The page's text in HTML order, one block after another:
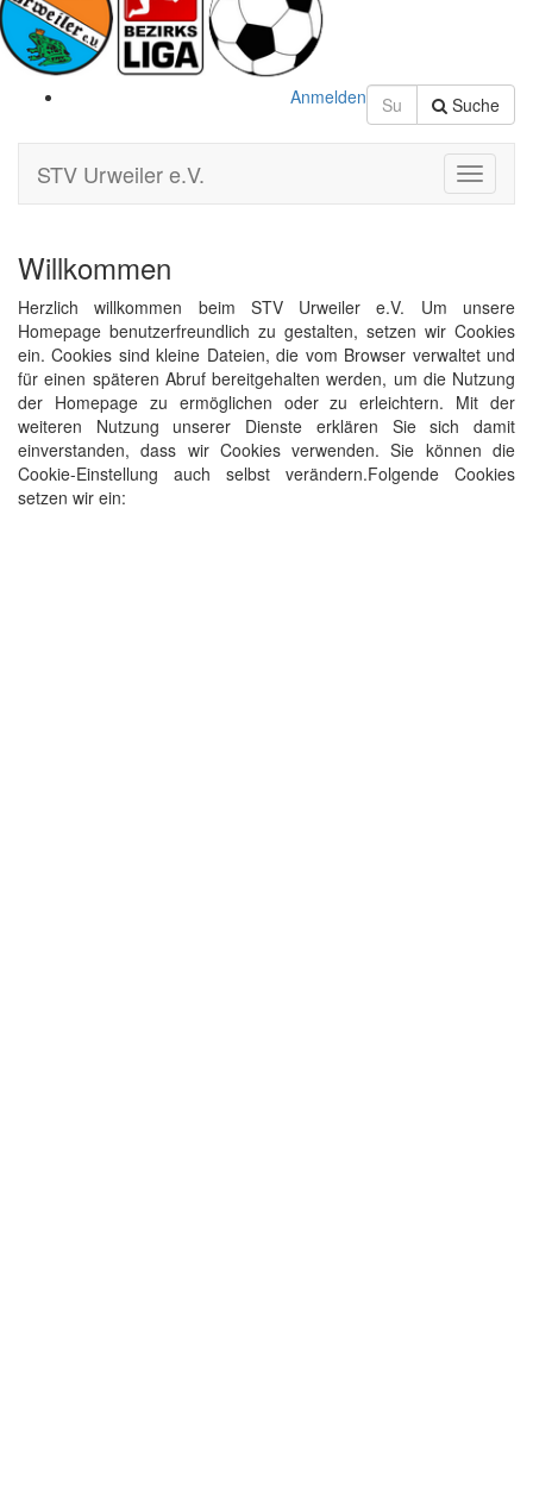
Suche
Anmelden
Toggle
STV Urweiler e.V.
Willkommen
Herzlich willkommen beim STV Urweiler e.V. Um unsere
Homepage benutzerfreundlich zu gestalten, setzen wir Cookies
ein. Cookies sind kleine Dateien, die vom Browser verwaltet und
für einen späteren Abruf bereitgehalten werden, um die Nutzung
der Homepage zu ermöglichen oder zu erleichtern. Mit der
weiteren Nutzung unserer Dienste erklären Sie sich damit
einverstanden, dass wir Cookies verwenden. Sie können die
Cookie-Einstellung auch selbst verändern.Folgende Cookies
setzen wir ein: